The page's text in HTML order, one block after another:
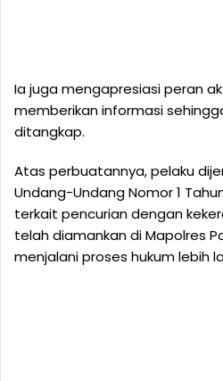
Ia juga mengapresiasi peran
memberikan informasi
ditangkap.
Atas perbuatannya, pelaku
Undang-Undang Nomor 1
terkait pencurian dengan
telah diamankan di Mapolres
menjalani proses hukum lebih